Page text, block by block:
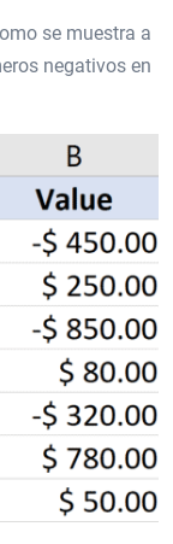
se muestra a
negativos en